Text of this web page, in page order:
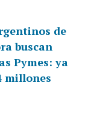
de
buscan
Pymes: ya
millones